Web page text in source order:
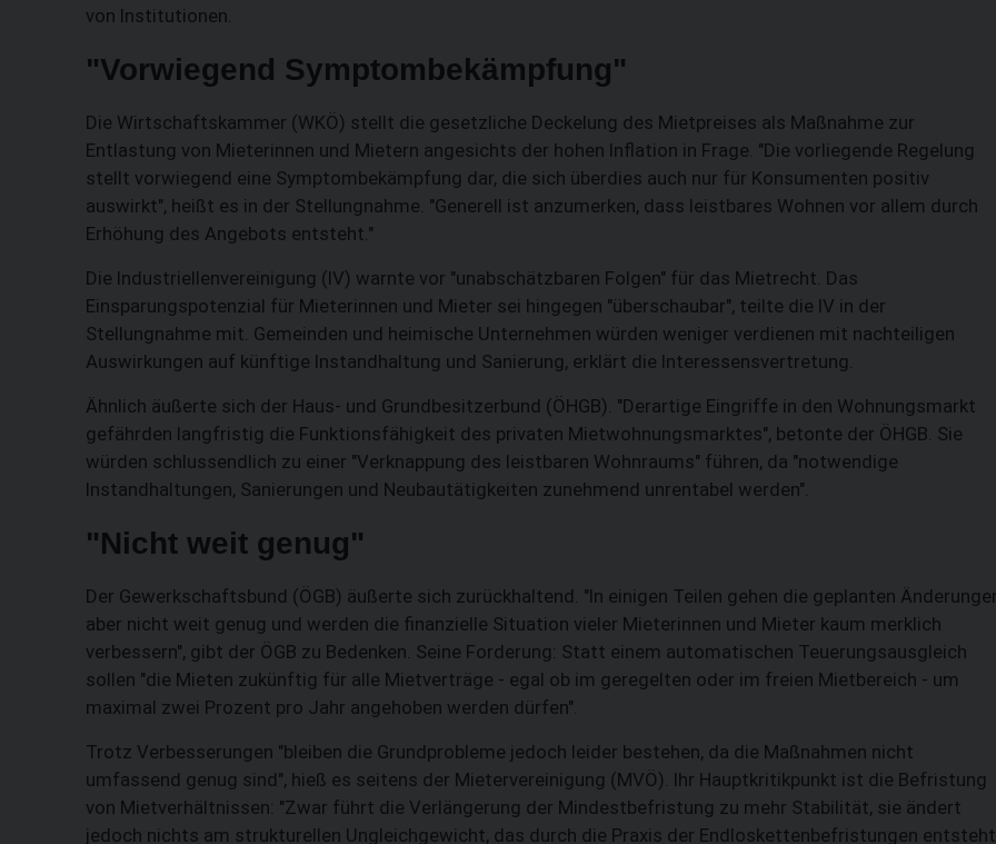
von Institutionen.
"Vorwiegend Symptombekämpfung"
Die Wirtschaftskammer (WKÖ) stellt die gesetzliche Deckelung des Mietpreises als Maßnahme zur
Entlastung von Mieterinnen und Mietern angesichts der hohen Inflation in Frage. "Die vorliegende Regelung
stellt vorwiegend eine Symptombekämpfung dar, die sich überdies auch nur für Konsumenten positiv
auswirkt", heißt es in der Stellungnahme. "Generell ist anzumerken, dass leistbares Wohnen vor allem durch
Erhöhung des Angebots entsteht."
Die Industriellenvereinigung (IV) warnte vor "unabschätzbaren Folgen" für das Mietrecht. Das
Einsparungspotenzial für Mieterinnen und Mieter sei hingegen "überschaubar", teilte die IV in der
Stellungnahme mit. Gemeinden und heimische Unternehmen würden weniger verdienen mit nachteiligen
Auswirkungen auf künftige Instandhaltung und Sanierung, erklärt die Interessensvertretung.
Ähnlich äußerte sich der Haus- und Grundbesitzerbund (ÖHGB). "Derartige Eingriffe in den Wohnungsmarkt
gefährden langfristig die Funktionsfähigkeit des privaten Mietwohnungsmarktes", betonte der ÖHGB. Sie
würden schlussendlich zu einer "Verknappung des leistbaren Wohnraums" führen, da "notwendige
Instandhaltungen, Sanierungen und Neubautätigkeiten zunehmend unrentabel werden".
"Nicht weit genug"
Der Gewerkschaftsbund (ÖGB) äußerte sich zurückhaltend. "In einigen Teilen gehen die geplanten
aber nicht weit genug und werden die finanzielle Situation vieler Mieterinnen und Mieter kaum merklich
verbessern", gibt der ÖGB zu Bedenken. Seine Forderung: Statt einem automatischen Teuerungsausgleich
sollen "die Mieten zukünftig für alle Mietverträge - egal ob im geregelten oder im freien Mietbereich - um
maximal zwei Prozent pro Jahr angehoben werden dürfen".
Trotz Verbesserungen "bleiben die Grundprobleme jedoch leider bestehen, da die Maßnahmen nicht
umfassend genug sind", hieß es seitens der Mietervereinigung (MVÖ). Ihr Hauptkritikpunkt ist die Befristung
von Mietverhältnissen: "Zwar führt die Verlängerung der Mindestbefristung zu mehr Stabilität, sie ändert
jedoch nichts am strukturellen Ungleichgewicht, das durch die Praxis der Endloskettenbefristungen